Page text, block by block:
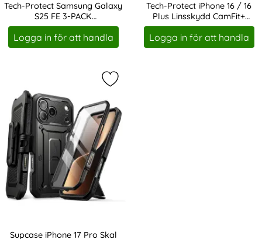
Tech-Protect Samsung Galaxy
S25 FE 3-PACK
Skärmskydd/Linsskydd
Art. nr 243511
Logga in för att handla
Tech-Protect iPhone 16 / 16
Plus Linsskydd CamFit+
Transparent
Art. nr 243143
Logga in för att handla
Supcase iPhone 17 Pro Skal
Markera supcase iPhone 17 Pro